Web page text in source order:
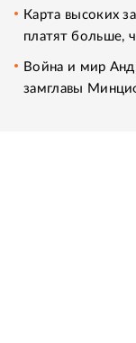
Карта высоких
платят больше,
Война и мир
замглавы